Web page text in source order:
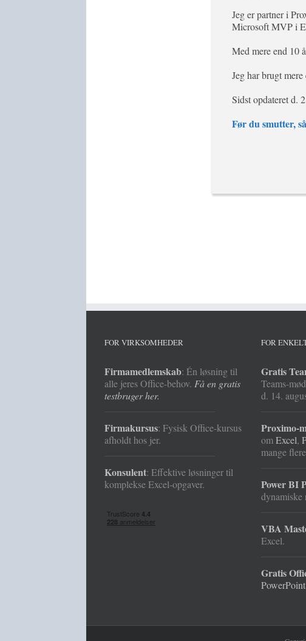
Jeg er partner i
Microsoft MVP i
Med mere end 10
Jeg har brugt
Sidst opdateret d.
Før du smutter,
FOR VIRKSOMHEDER
Firmamedlemskab: Én løsning til
alle jeres Office-behov. Få en gratis
testbruger her.
Firmakursus: Fysisk Office-kursus
afholdt hos jer.
Konsulent: Effektive løsninger til
komplekse Excel-opgaver.
FOR
Gratis
Teams-
d. 14.
Proximo-
omExcel,
mange
Power BI
dynamiske
VBA
Excel.
Gratis
PowerPoint